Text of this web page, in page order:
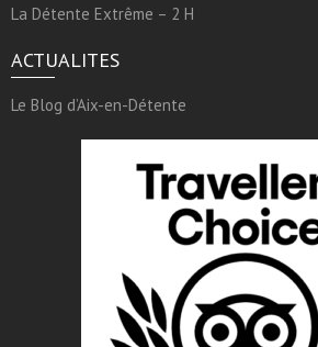
La Détente Extrême – 2 H
ACTUALITES
Le Blog d’Aix-en-Détente